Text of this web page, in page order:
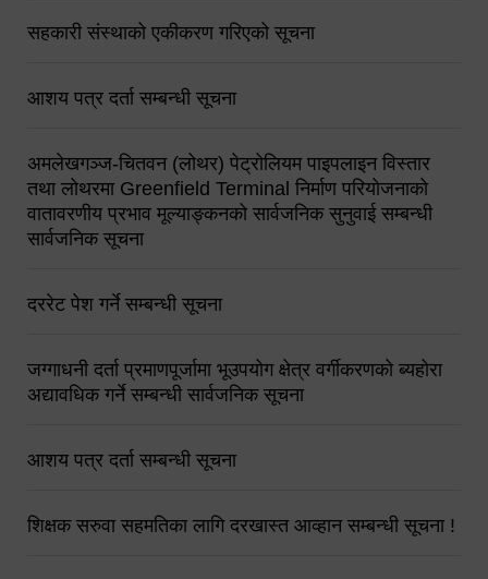
सहकारी संस्थाको एकीकरण गरिएको सूचना
आशय पत्र दर्ता सम्बन्धी सूचना
अमलेखगञ्ज-चितवन (लोथर) पेट्रोलियम पाइपलाइन विस्तार
तथा लोथरमा Greenfield Terminal निर्माण परियोजनाको
वातावरणीय प्रभाव मूल्याङ्कनको सार्वजनिक सुनुवाई सम्बन्धी
सार्वजनिक सूचना
दररेट पेश गर्ने सम्बन्धी सूचना
जग्गाधनी दर्ता प्रमाणपूर्जामा भूउपयोग क्षेत्र वर्गीकरणको ब्यहोरा
अद्यावधिक गर्ने सम्बन्धी सार्वजनिक सूचना
आशय पत्र दर्ता सम्बन्धी सूचना
शिक्षक सरुवा सहमतिका लागि दरखास्त आव्हान सम्बन्धी सूचना !